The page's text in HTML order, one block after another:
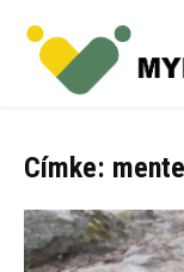
Címke: